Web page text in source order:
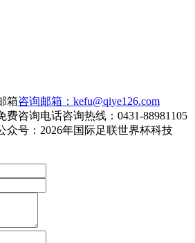
咨询邮箱：kefu@qiye126.com
咨询热线：0431-88981105
众号：2026年国际足联世界杯科技